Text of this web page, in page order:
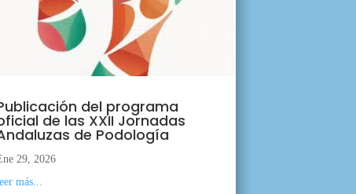
del programa
de las XXII Jornadas
de Podología
29, 2026
más...